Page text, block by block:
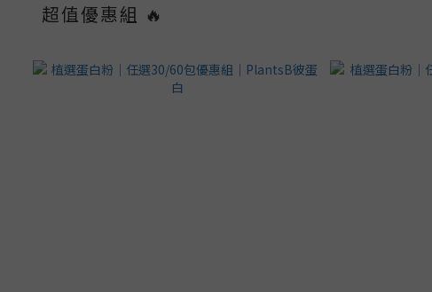
超值優惠組 🔥